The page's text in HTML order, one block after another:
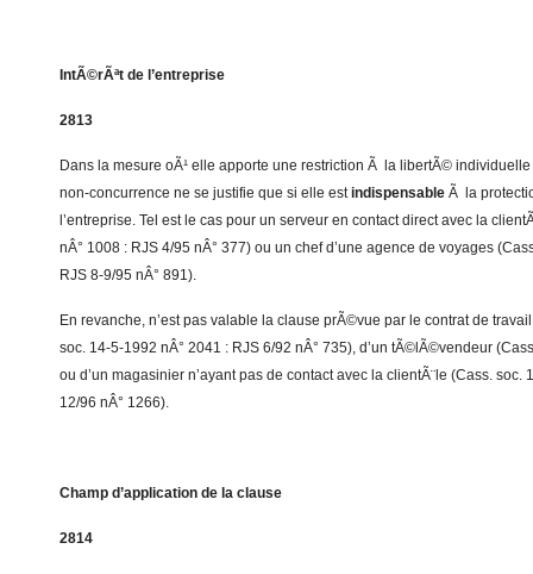
IntÃ©rÃªt de l’entreprise
2813
Dans la mesure oÃ¹ elle apporte une restriction Ã la libertÃ©
non-concurrence ne se justifie que si elle estindispensable Ã la
l’entreprise. Tel est le cas pour un serveur en contact direct avec la
nÂ° 1008 : RJS 4/95 nÂ° 377) ou un chef d’une agence de voyages
RJS 8-9/95 nÂ° 891).
En revanche, n’est pas valable la clause prÃ©vue par le contrat de
soc. 14-5-1992 nÂ° 2041 : RJS 6/92 nÂ° 735), d’un tÃ©lÃ©vendeur
ou d’un magasinier n’ayant pas de contact avec la clientÃ¨le (Cass. soc.
12/96 nÂ° 1266).
Champ d’application de la clause
2814